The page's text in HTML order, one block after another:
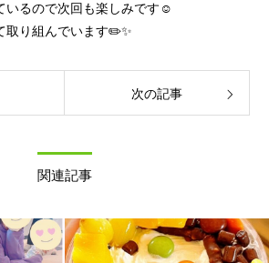
いるので次回も楽しみです☺️
取り組んでいます✏️✨
次の記事
関連記事